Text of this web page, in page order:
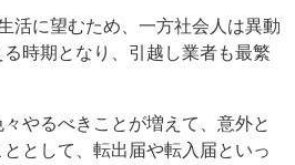
活に望むため、一方社会人は異動
時期となり、引越し業者も最繁
やるべきことが増えて、意外と
ととして、転出届や転入届といっ